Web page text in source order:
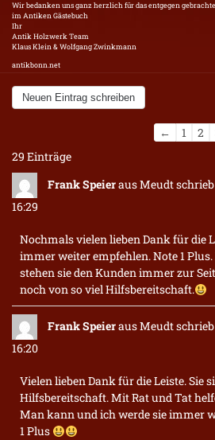
Wir bedanken uns ganz herzlich für das entgegen
im Antiken Gästebuch
Ihr
Antik Holzwerk Team
Klaus Klein & Wolfgang Zwinkmann
antikbonn.net
← 1 2
29 Einträge
Frank SpeierausMeudt
16:29
Nochmals vielen lieben Dank für die
immer weiter empfehlen. Note 1
stehen sie den Kunden immer zur
noch von so viel Hilfsbereitschaft.
Frank SpeierausMeudt
16:20
Vielen lieben Dank für die Leiste. Sie
Hilfsbereitschaft. Mit Rat und Tat
Man kann und ich werde sie immer
1 Plus